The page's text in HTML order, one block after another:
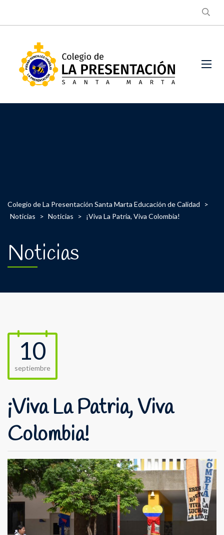
Colegio de La Presentación Santa Marta Educación de Calidad
>
Noticias
> Noticias > ¡Viva La Patria, Viva Colombia!
Noticias
10
septiembre
¡Viva La Patria, Viva
Colombia!